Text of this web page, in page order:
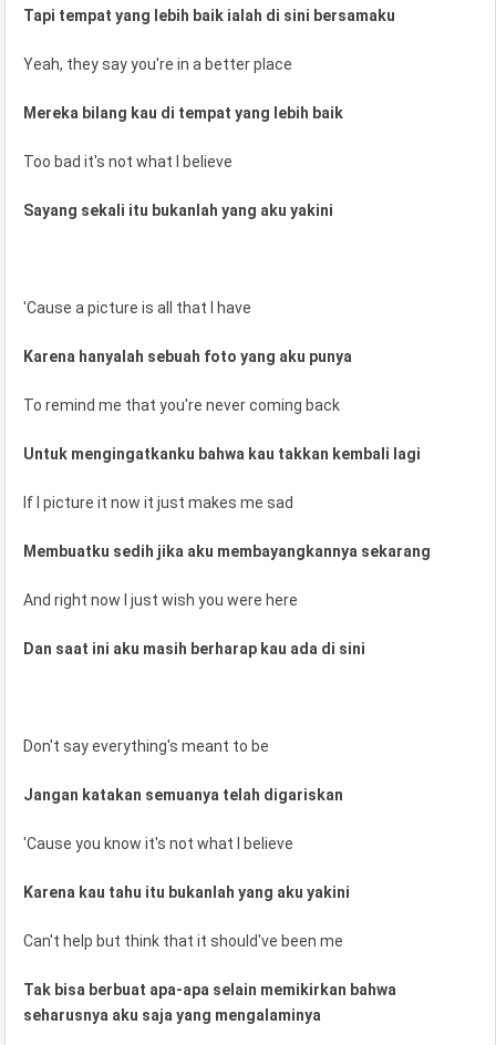
Tapi tempat yang lebih baik ialah di sini bersamaku
Yeah, they say you're in a better place
Mereka bilang kau di tempat yang lebih baik
Too bad it's not what I believe
Sayang sekali itu bukanlah yang aku yakini
'Cause a picture is all that I have
Karena hanyalah sebuah foto yang aku punya
To remind me that you're never coming back
Untuk mengingatkanku bahwa kau takkan kembali lagi
If I picture it now it just makes me sad
Membuatku sedih jika aku membayangkannya sekarang
And right now I just wish you were here
Dan saat ini aku masih berharap kau ada di sini
Don't say everything's meant to be
Jangan katakan semuanya telah digariskan
'Cause you know it's not what I believe
Karena kau tahu itu bukanlah yang aku yakini
Can't help but think that it should've been me
Tak bisa berbuat apa-apa selain memikirkan bahwa
seharusnya aku saja yang mengalaminya